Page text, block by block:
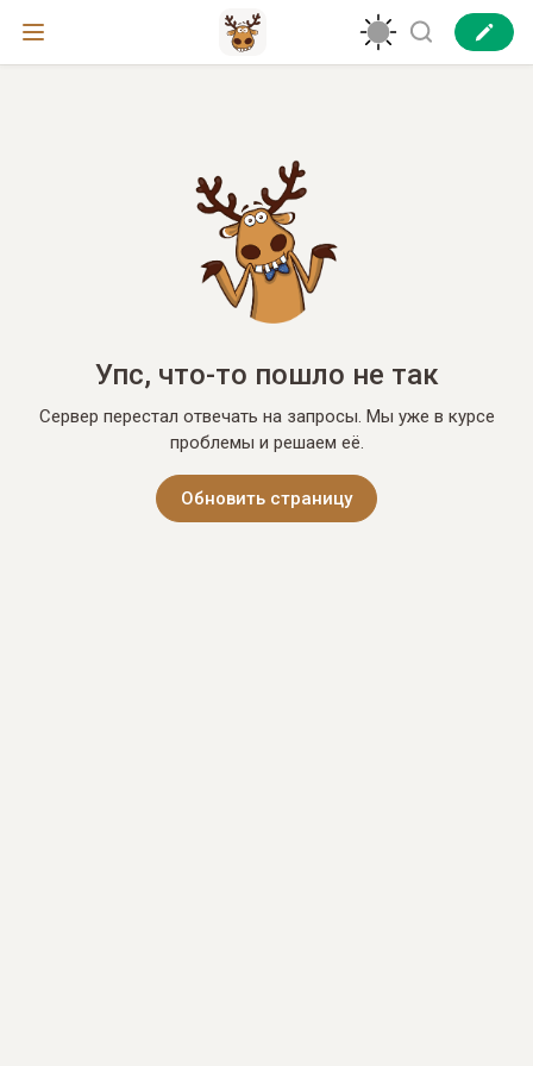
Упс, что-то пошло не так
Сервер перестал отвечать на запросы. Мы уже в курсе
проблемы и решаем её.
Обновить страницу